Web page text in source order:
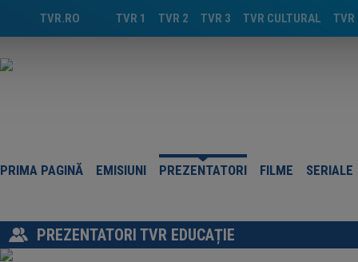
TVR
TVR CULTURAL
TVR 3
TVR 2
TVR 1
TVR.RO
PRIMA PAGINĂ EMISIUNI PREZENTATORI FILME SERIALE
PREZENTATORI TVR EDUCAȚIE